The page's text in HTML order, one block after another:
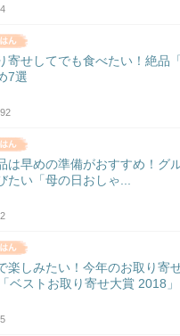
寄せしてでも食べたい！絶品
7選
は早めの準備がおすすめ！グ
たい「母の日おしゃ...
楽しみたい！今年のお取り寄
ベストお取り寄せ大賞 2018」